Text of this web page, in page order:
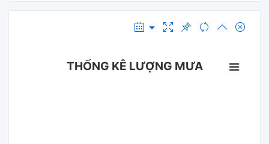
THỐNG KÊ LƯỢNG MƯA